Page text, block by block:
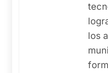
los